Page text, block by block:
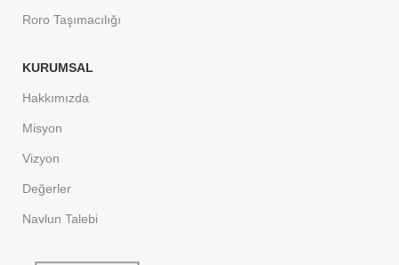
Roro Taşımacılığı
KURUMSAL
Hakkımızda
Misyon
Vizyon
Değerler
Navlun Talebi